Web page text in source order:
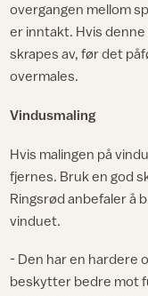
overgangen mellom
er inntakt. Hvis
skrapes av, før det
overmales.
Vindusmaling
Hvis malingen på
fjernes. Bruk en god
Ringsrød anbefaler å
vinduet.
- Den har en hardere
beskytter bedre mot